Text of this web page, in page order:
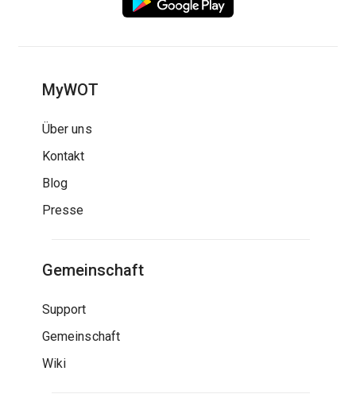
MyWOT
Über uns
Kontakt
Blog
Presse
Gemeinschaft
Support
Gemeinschaft
Wiki